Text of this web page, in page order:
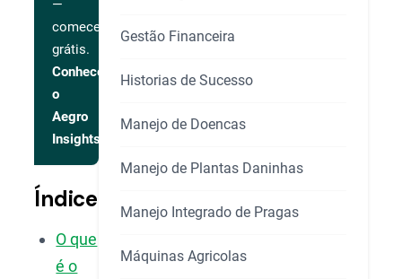
—
comece
grátis.
Conhecer
o
Aegro
Insights
Índice
O que
é o
Gestão Financeira
Historias de Sucesso
Manejo de Doencas
Manejo de Plantas Daninhas
Manejo Integrado de Pragas
Máquinas Agricolas